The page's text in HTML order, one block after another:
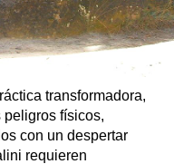
transformadora,
peligros físicos,
con un despertar
requieren